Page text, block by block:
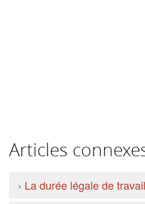
Articles
› La durée légale de travail